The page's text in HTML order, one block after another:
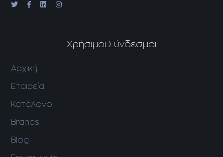
Χρήσιμοι Σύνδεσμοι
Αρχική
Εταιρεία
Κατάλογοι
Brands
Blog